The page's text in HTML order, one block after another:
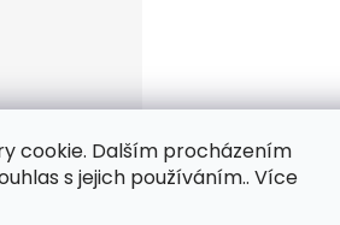
cookie. Dalším procházením
s jejich používáním.. Více